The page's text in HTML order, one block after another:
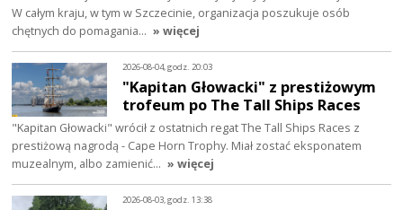
W całym kraju, w tym w Szczecinie, organizacja poszukuje osób
chętnych do pomagania… » więcej
2026-08-04, godz. 20:03
"Kapitan Głowacki" z prestiżowym
trofeum po The Tall Ships Races
"Kapitan Głowacki" wrócił z ostatnich regat The Tall Ships Races z
prestiżową nagrodą - Cape Horn Trophy. Miał zostać eksponatem
muzealnym, albo zamienić… » więcej
2026-08-03, godz. 13:38